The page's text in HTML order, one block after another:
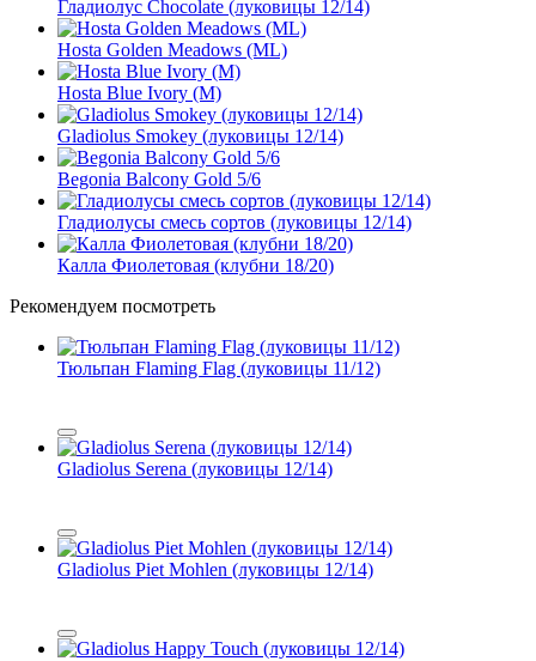
Гладиолус Chocolate (луковицы 12/14)
Hosta Golden Meadows (ML)
Hosta Blue Ivory (M)
Gladiolus Smokey (луковицы 12/14)
Begonia Balcony Gold 5/6
Гладиолусы смесь сортов (луковицы 12/14)
Калла Фиолетовая (клубни 18/20)
Рекомендуем посмотреть
Тюльпан Flaming Flag (луковицы 11/12)
Gladiolus Serena (луковицы 12/14)
Gladiolus Piet Mohlen (луковицы 12/14)